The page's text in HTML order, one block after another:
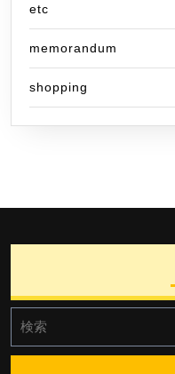
etc
memorandum
shopping
索: